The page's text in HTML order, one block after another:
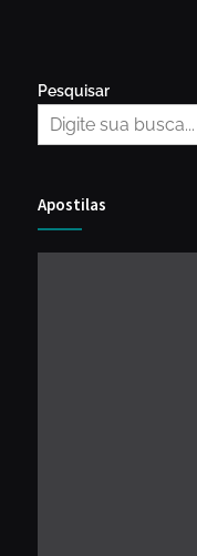
Pesquisar
Apostilas